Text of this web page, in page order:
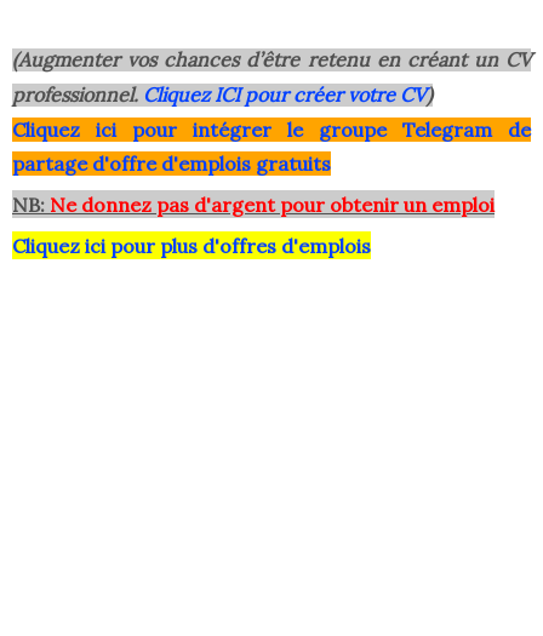
(Augmenter vos chances d’être retenu en créant un CV
professionnel. Cliquez ICI pour créer votre CV)
Cliquez ici pour intégrer le groupe Telegram de
partage d'offre d'emplois gratuits
NB: Ne donnez pas d'argent pour obtenir un emploi
Cliquez ici pour plus d'offres d'emplois